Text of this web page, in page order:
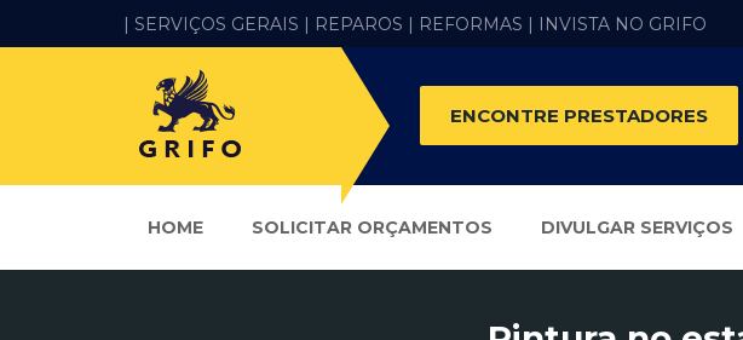
| SERVIÇOS GERAIS | REPAROS | REFORMAS | INVISTA NO GRIFO
ENCONTRE PRESTADORES
HOME SOLICITAR ORÇAMENTOS DIVULGAR SERVIÇOS